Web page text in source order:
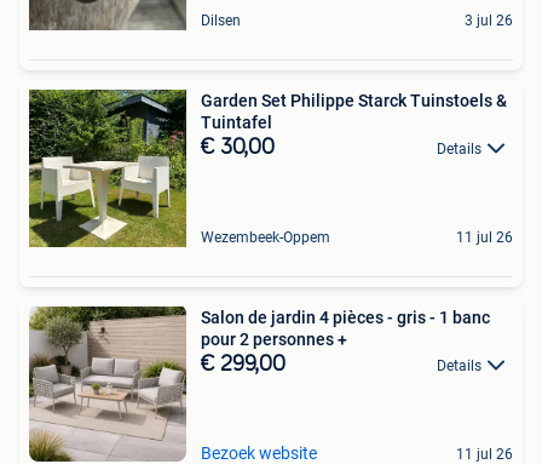
Dilsen 3 jul 26
Garden Set Philippe Starck Tuinstoels &
Tuintafel
€ 30,00 Details
Wezembeek-Oppem 11 jul 26
Salon de jardin 4 pièces - gris - 1 banc
pour 2 personnes +
€ 299,00 Details
Bezoek website 11 jul 26